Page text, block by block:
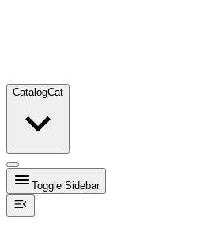
CatalogCat
Toggle Sidebar